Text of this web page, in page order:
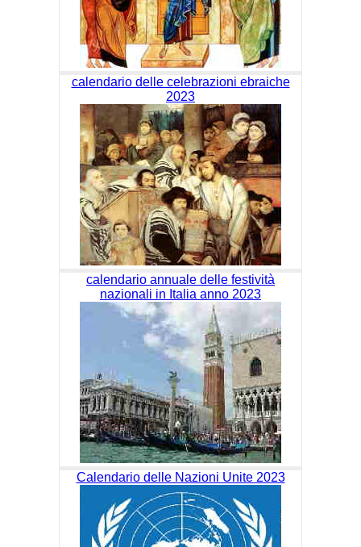
calendario delle celebrazioni ebraiche
2023
calendario annuale delle festività
nazionali in Italia anno 2023
Calendario delle Nazioni Unite 2023